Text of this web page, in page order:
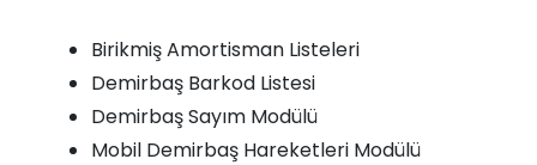
Birikmiş Amortisman Listeleri
Demirbaş Barkod Listesi
Demirbaş Sayım Modülü
Mobil Demirbaş Hareketleri Modülü